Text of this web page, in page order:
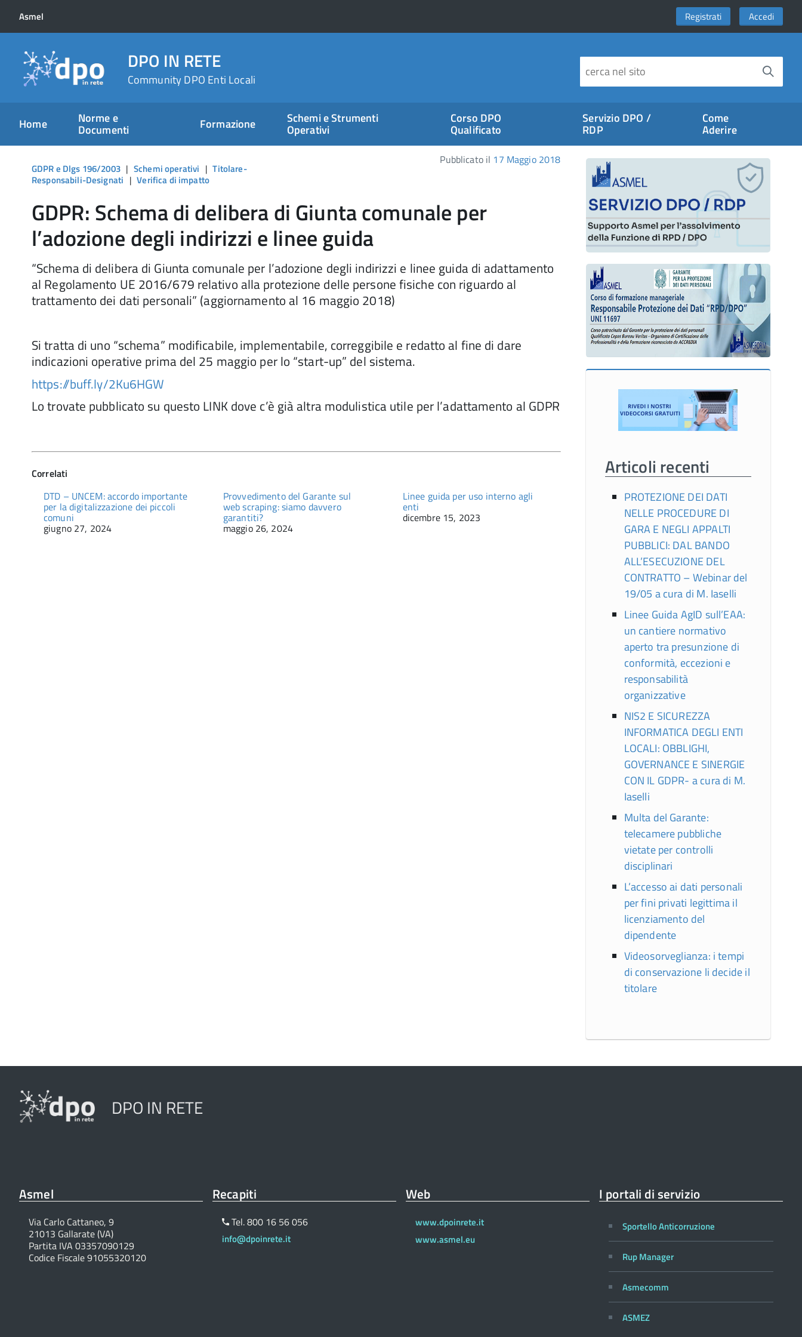
Asmel Registrati Accedi
DPO IN RETE
Community DPO Enti Locali
Home Norme e
Documenti Formazione Schemi e Strumenti
Operativi
Corso DPO
Qualificato
Servizio DPO /
RDP
Come
Aderire
GDPR e Dlgs 196/2003| Schemi operativi |Titolare-
Responsabili-Designati |Verifica di impatto
Pubblicato il 17 Maggio 2018
GDPR: Schema di delibera di Giunta comunale per
l’adozione degli indirizzi e linee guida
“Schema di delibera di Giunta comunale per l’adozione degli indirizzi e linee guida di adattamento
al Regolamento UE 2016/679 relativo alla protezione delle persone fisiche con riguardo al
trattamento dei dati personali” (aggiornamento al 16 maggio 2018)
Si tratta di uno “schema” modificabile, implementabile, correggibile e redatto al fine di dare
indicazioni operative prima del 25 maggio per lo “start-up” del sistema.
https://buff.ly/2Ku6HGW
Lo trovate pubblicato su questo LINK dove c’è già altra modulistica utile per l’adattamento al GDPR
Correlati
DTD – UNCEM: accordo importante
per la digitalizzazione dei piccoli
comuni
giugno 27, 2024
Provvedimento del Garante sul
web scraping: siamo davvero
garantiti?
maggio 26, 2024
Linee guida per uso interno agli
enti
dicembre 15, 2023
Articoli recenti
PROTEZIONE DEI DATI
NELLE PROCEDURE DI
GARA E NEGLI APPALTI
PUBBLICI: DAL BANDO
ALL’ESECUZIONE DEL
CONTRATTO – Webinar del
19/05 a cura di M. Iaselli
Linee Guida AgID sull’EAA:
un cantiere normativo
aperto tra presunzione di
conformità, eccezioni e
responsabilità
organizzative
NIS2 E SICUREZZA
INFORMATICA DEGLI ENTI
LOCALI: OBBLIGHI,
GOVERNANCE E SINERGIE
CON IL GDPR- a cura di M.
Iaselli
Multa del Garante:
telecamere pubbliche
vietate per controlli
disciplinari
L’accesso ai dati personali
per fini privati legittima il
licenziamento del
dipendente
Videosorveglianza: i tempi
di conservazione li decide il
titolare
DPO IN RETE
Asmel
Via Carlo Cattaneo, 9
21013 Gallarate (VA)
Partita IVA 03357090129
Codice Fiscale 91055320120
Recapiti
Tel. 800 16 56 056
info@dpoinrete.it
Web
www.dpoinrete.it
www.asmel.eu
I portali di servizio
Sportello Anticorruzione
Rup Manager
Asmecomm
ASMEZ